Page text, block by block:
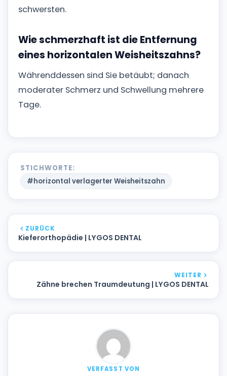
schwersten.
Wie schmerzhaft ist die Entfernung
eines horizontalen Weisheitszahns?
Währenddessen sind Sie betäubt; danach
moderater Schmerz und Schwellung mehrere
Tage.
STICHWORTE:
#horizontal verlagerter Weisheitszahn
ZURÜCK
Kieferorthopädie | LYGOS DENTAL
WEITER
Zähne brechen Traumdeutung | LYGOS DENTAL
VERFASST VON